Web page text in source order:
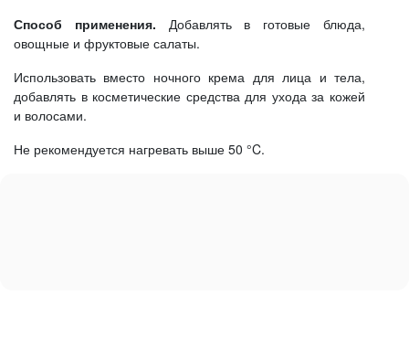
Способ применения. Добавлять в готовые блюда,
овощные и фруктовые салаты.
Использовать вместо ночного крема для лица и тела,
добавлять в косметические средства для ухода за кожей
и волосами.
Не рекомендуется нагревать выше 50 °C.